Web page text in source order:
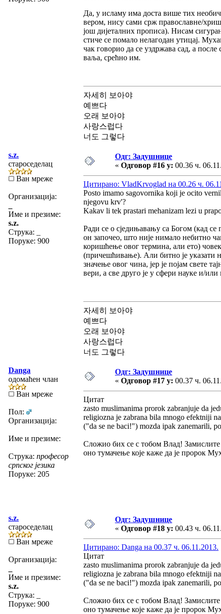
Да, у исламу има доста више тих
вером, нису сами срж православне/
још дијеталних прописа). Нисам
стиче се помало нелагодан утицај.
чак говорио да се уздржава сад, а
ваља, срећно им.
자세히 보아야
예쁘다
오래 보아야
사랑스럽다
너도 그렇다
s.z.
староседелац
Ван мреже
Организација:
Име и презиме:
s.z.
Струка:
Поруке: 900
Одг: Задушнице
« Одговор #16 у: 00.36 ч.
Цитирано: VladKrvoglad на 00.26 ч.
Posto imamo sagovornika koji je ocito
njegovu krv'?
Kakav li tek prastari mehanizam lezi u
Ради се о сједињавању са Богом (кад се
он започео, што није нимало небитно
коришћење овог термина, али ето)
(причешћивање). Али битно је указати
значење овог чина, јер је појам свете
вери, а све друго је у сфери науке и/или
자세히 보아야
예쁘다
오래 보아야
사랑스럽다
너도 그렇다
Danga
одомаћен члан
Ван мреже
Пол:
Организација:
Име и презиме:
Струка: професор
српског језика
Поруке: 205
Одг: Задушнице
« Одговор #17 у: 00.37 ч.
Цитат
zasto muslimanima prorok zabranjuje da
religiozna je zabrana bila mnogo efektniji
("da se ne baci!") mozda ipak zanemarili,
Сложио бих се с тобом Влад!
оно тумачење које каже да је пророк
s.z.
староседелац
Ван мреже
Организација:
Име и презиме:
s.z.
Струка:
Поруке: 900
Одг: Задушнице
« Одговор #18 у: 00.43 ч.
Цитирано: Danga на 00.37 ч. 06.11.2013.
Цитат
zasto muslimanima prorok zabranjuje da
religiozna je zabrana bila mnogo efektniji
("da se ne baci!") mozda ipak zanemarili,
Сложио бих се с тобом Влад!
оно тумачење које каже да је пророк